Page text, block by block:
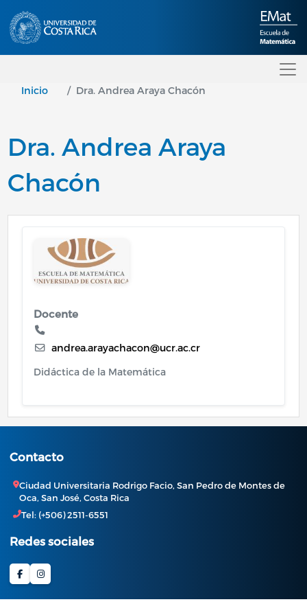
Inicio Dra. Andrea Araya Chacón
Dra. Andrea Araya
Chacón
Image
Docente
andrea.arayachacon@ucr.ac.cr
Didáctica de la Matemática
Contacto
Ciudad Universitaria Rodrigo Facio, San Pedro de Montes de
Oca, San José, Costa Rica
Tel: (+506) 2511-6551
Redes sociales